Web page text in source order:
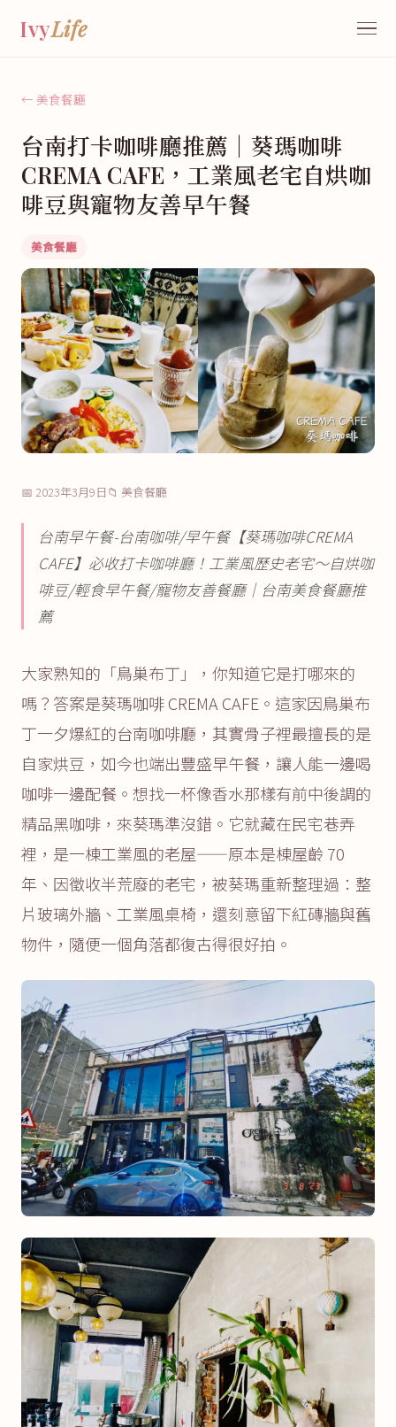
IvyLife
← 美食餐廳
台南打卡咖啡廳推薦｜葵瑪咖啡
CREMA CAFE，工業風老宅自烘咖
啡豆與寵物友善早午餐
美食餐廳
📅 2023年3月9日 📁 美食餐廳
台南早午餐-台南咖啡/早午餐【葵瑪咖啡CREMA
CAFE】必收打卡咖啡廳！工業風歷史老宅～自烘咖
啡豆/輕食早午餐/寵物友善餐廳│台南美食餐廳推
薦
大家熟知的「鳥巢布丁」，你知道它是打哪來的
嗎？答案是葵瑪咖啡 CREMA CAFE。這家因鳥巢布
丁一夕爆紅的台南咖啡廳，其實骨子裡最擅長的是
自家烘豆，如今也端出豐盛早午餐，讓人能一邊喝
咖啡一邊配餐。想找一杯像香水那樣有前中後調的
精品黑咖啡，來葵瑪準沒錯。它就藏在民宅巷弄
裡，是一棟工業風的老屋——原本是棟屋齡 70
年、因徵收半荒廢的老宅，被葵瑪重新整理過：整
片玻璃外牆、工業風桌椅，還刻意留下紅磚牆與舊
物件，隨便一個角落都復古得很好拍。